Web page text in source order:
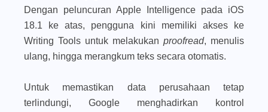
Dengan peluncuran Apple Intelligence pada iOS
18.1 ke atas, pengguna kini memiliki akses ke
Writing Tools untuk melakukan proofread, menulis
ulang, hingga merangkum teks secara otomatis.
Untuk memastikan data perusahaan tetap
terlindungi, Google menghadirkan kontrol